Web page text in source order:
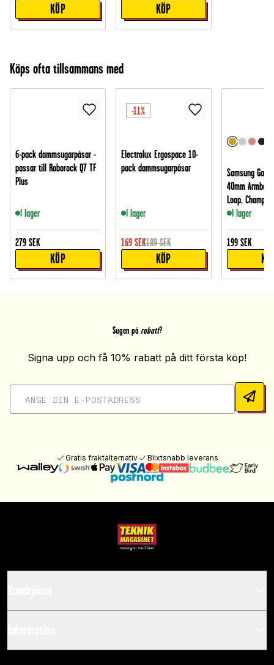
KÖP KÖP
Köps ofta tillsammans med
6-pack dammsugarpåsar -
passar till Roborock Q7 TF
Plus
I lager
279 SEK
KÖP
-11%
Electrolux Ergospace 10-
pack dammsugarpåsar
I lager
169 SEK189 SEK
KÖP
Samsung
40mm
Loop,
I lager
199 SEK
Sugen på rabatt?
Signa upp och få 10% rabatt på ditt första köp!
Gratis fraktalternativ Blixtsnabb leverans